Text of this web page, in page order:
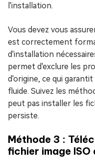
l'installation.
Vous devez vous
est correctement
d'installation
permet d'exclure les
d'origine, ce qui
fluide. Suivez les
peut pas installer les
persiste.
Méthode 3 :
fichier image ISO